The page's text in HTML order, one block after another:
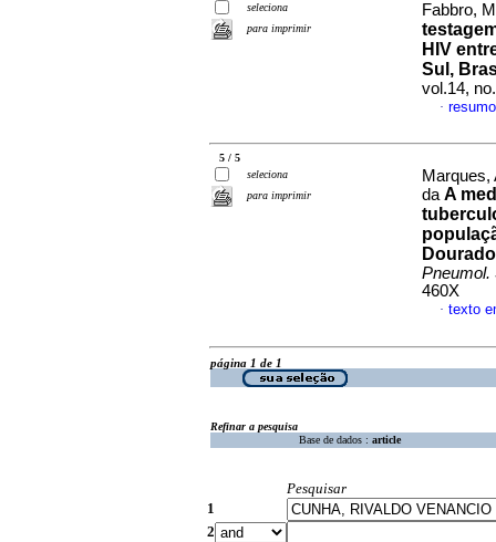
seleciona
para imprimir
Fabbro,
HIV
Sul,
vol.14,
·
5 / 5
seleciona
para imprimir
Marques,
da A
Pneumol.
460X
· texto
página 1 de 1
Refinar a pesquisa
Base de dados : article
Pesquisar
1
2